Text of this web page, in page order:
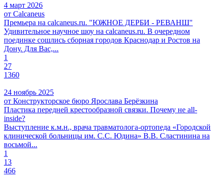
4 март 2026
от Calcaneus
Премьера на calcaneus.ru. "ЮЖНОЕ ДЕРБИ - РЕВАНШ"
Удивительное научное шоу на calcaneus.ru. В очередном
поединке сошлись сборная городов Краснодар и Ростов на
Дону. Для Вас,...
1
27
1360
24 ноябрь 2025
от Конструкторское бюро Ярослава Берёзкина
Пластика передней крестообразной связки. Почему не all-
inside?
Выступление к.м.н., врача травматолога-ортопеда «Городской
клинической больницы им. С.С. Юдина» В.В. Сластинина на
восьмой...
1
13
466